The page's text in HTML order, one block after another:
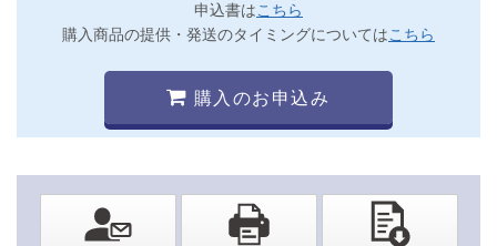
申込書はこちら
購入商品の提供・発送のタイミングについてはこちら
購入のお申込み